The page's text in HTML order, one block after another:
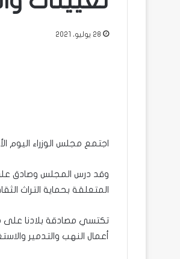
28 يوليو، 2021
اجتمع مجلس الوزراء اليوم
وقد درس المجلس وصادق على
المتعلقة بحماية التراث
تكتسي مصادقة بلادنا على
أعمال النهب والتدمير